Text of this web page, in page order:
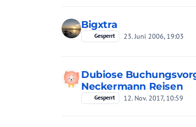
Bigxtra
Gesperrt 23. Juni 2006, 19:03
Dubiose
Neckermann Reisen
Gesperrt 12. Nov. 2017, 10:59